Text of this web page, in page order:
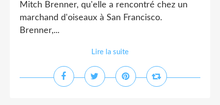
Mitch Brenner, qu'elle a rencontré chez un
marchand d'oiseaux à San Francisco.
Brenner,...
Lire la suite